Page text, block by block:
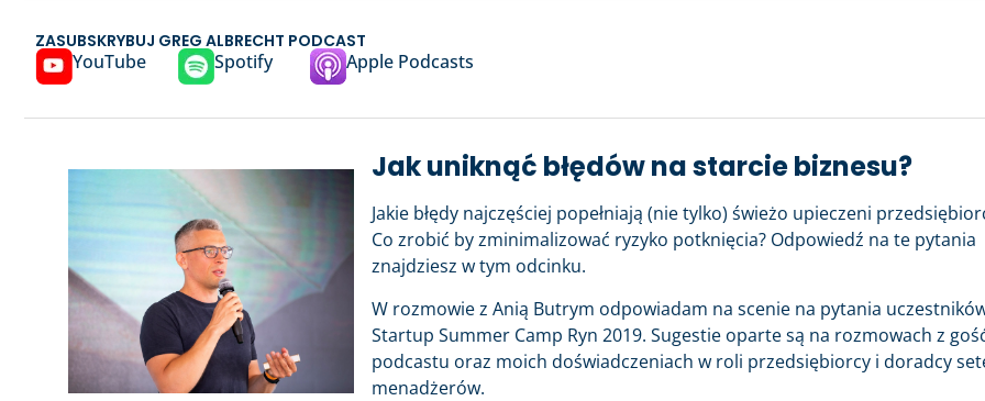
ZASUBSKRYBUJ GREG ALBRECHT PODCAST
YouTube Spotify Apple Podcasts
Jak uniknąć błędów na starcie biznesu?
Jakie błędy najczęściej popełniają (nie tylko) świeżo upieczeni
Co zrobić by zminimalizować ryzyko potknięcia? Odpowiedź na te pytania
znajdziesz w tym odcinku.
W rozmowie z Anią Butrym odpowiadam na scenie na pytania
Startup Summer Camp Ryn 2019. Sugestie oparte są na rozmowach z
podcastu oraz moich doświadczeniach w roli przedsiębiorcy i doradcy
menadżerów.